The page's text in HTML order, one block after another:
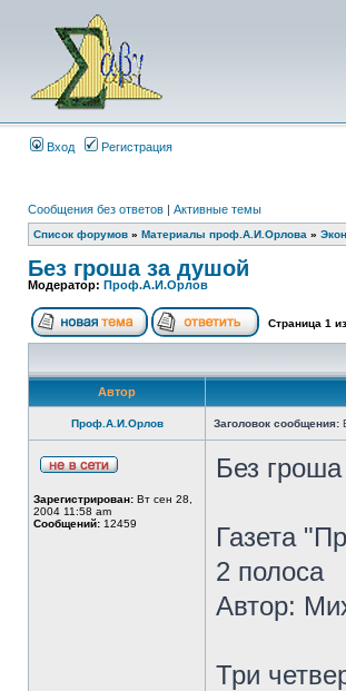
Вход Регистрация
Сообщения без ответов | Активные темы
Список форумов » Материалы проф.А.И.Орлова »
Без гроша за душой
Модератор: Проф.А.И.Орлов
Страница 1 из
Автор
Проф.А.И.Орлов Заголовок сообщения:
Зарегистрирован: Вт сен 28,
2004 11:58 am
Сообщений: 12459
Без
Газета
2 полоса
Автор:
Три